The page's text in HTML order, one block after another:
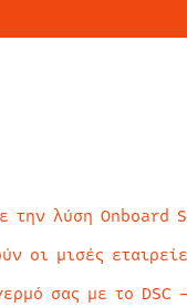
την λύση
οι μισές
σας με το DSC –